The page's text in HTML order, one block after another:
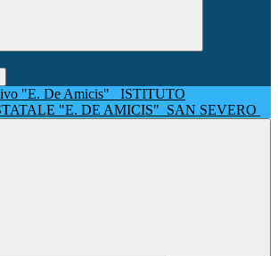
ISTITUTO
"E. DE AMICIS" SAN SEVERO